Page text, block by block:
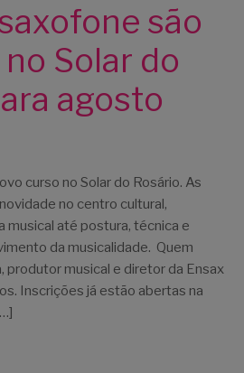
são
Solar do
agosto
curso no Solar do Rosário. As
no centro cultural,
musical até postura, técnica e
da musicalidade. Quem
produtor musical e diretor da Ensax
Inscrições já estão abertas na